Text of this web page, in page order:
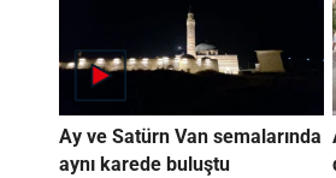
Ay ve Satürn Van semalarında
aynı karede buluştu